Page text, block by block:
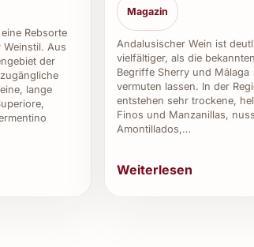
wie Geburtstagsfeiern,
viele Geschmäcker anspricht.
Geschmack machen ihn zu einem
Rebsorte
Weinstil. Aus
der
lange
Magazin
Andalusischer Wein ist
vielfältiger, als die bekannten
Begriffe Sherry und Málaga
vermuten lassen. In der
entstehen sehr trockene,
Finos und Manzanillas,
Amontillados,…
Weiterlesen